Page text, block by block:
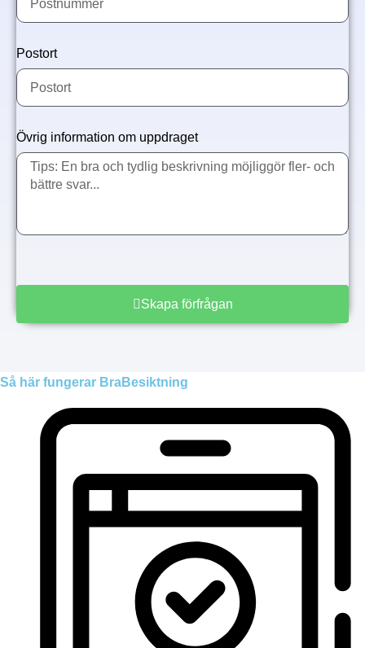
Postort
Övrig information om uppdraget
Skapa förfrågan
Så här fungerar BraBesiktning